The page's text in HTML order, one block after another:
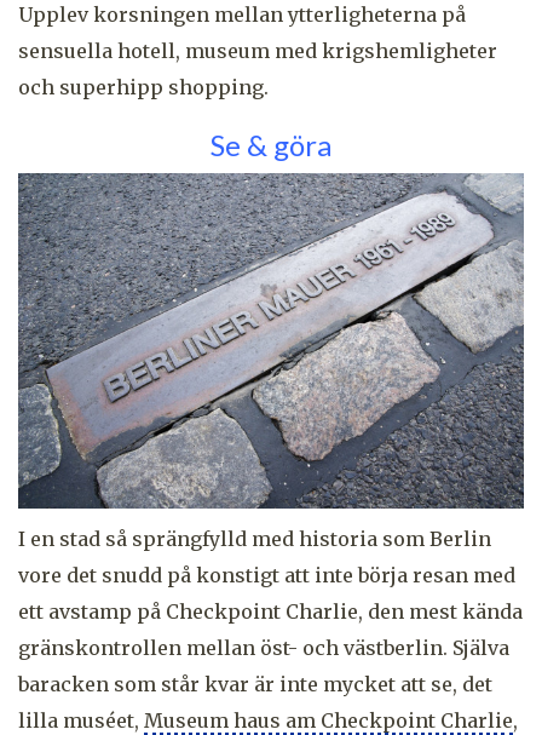
Upplev korsningen mellan ytterligheterna på
sensuella hotell, museum med krigshemligheter
och superhipp shopping.
Se & göra
I en stad så sprängfylld med historia som Berlin
vore det snudd på konstigt att inte börja resan med
ett avstamp på Checkpoint Charlie, den mest kända
gränskontrollen mellan öst- och västberlin. Själva
baracken som står kvar är inte mycket att se, det
lilla muséet, Museum haus am Checkpoint Charlie,